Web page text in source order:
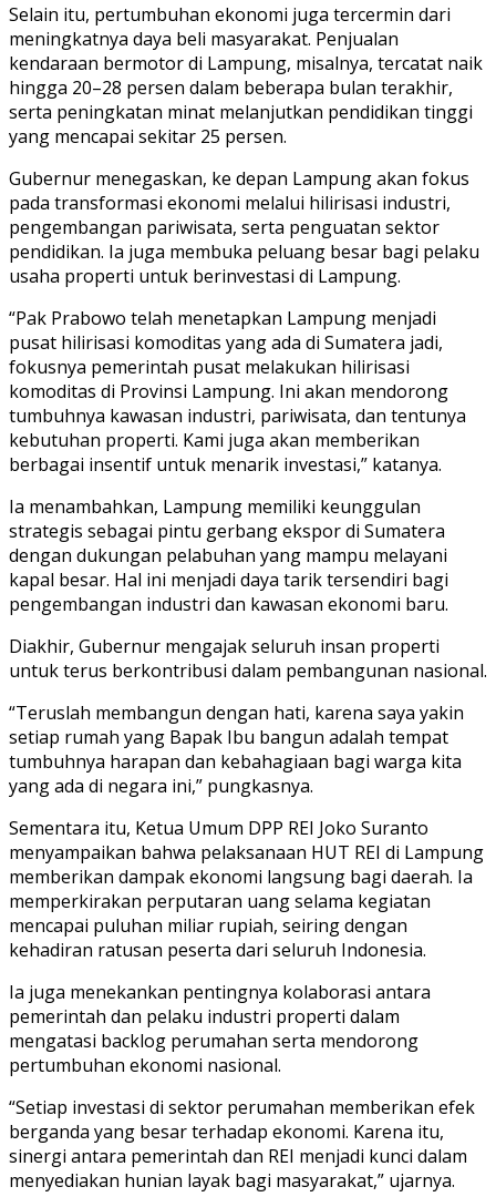
Selain itu, pertumbuhan ekonomi juga tercermin dari
meningkatnya daya beli masyarakat. Penjualan
kendaraan bermotor di Lampung, misalnya, tercatat naik
hingga 20–28 persen dalam beberapa bulan terakhir,
serta peningkatan minat melanjutkan pendidikan tinggi
yang mencapai sekitar 25 persen.
Gubernur menegaskan, ke depan Lampung akan fokus
pada transformasi ekonomi melalui hilirisasi industri,
pengembangan pariwisata, serta penguatan sektor
pendidikan. Ia juga membuka peluang besar bagi pelaku
usaha properti untuk berinvestasi di Lampung.
“Pak Prabowo telah menetapkan Lampung menjadi
pusat hilirisasi komoditas yang ada di Sumatera jadi,
fokusnya pemerintah pusat melakukan hilirisasi
komoditas di Provinsi Lampung. Ini akan mendorong
tumbuhnya kawasan industri, pariwisata, dan tentunya
kebutuhan properti. Kami juga akan memberikan
berbagai insentif untuk menarik investasi,” katanya.
Ia menambahkan, Lampung memiliki keunggulan
strategis sebagai pintu gerbang ekspor di Sumatera
dengan dukungan pelabuhan yang mampu melayani
kapal besar. Hal ini menjadi daya tarik tersendiri bagi
pengembangan industri dan kawasan ekonomi baru.
Diakhir, Gubernur mengajak seluruh insan properti
untuk terus berkontribusi dalam pembangunan nasional.
“Teruslah membangun dengan hati, karena saya yakin
setiap rumah yang Bapak Ibu bangun adalah tempat
tumbuhnya harapan dan kebahagiaan bagi warga kita
yang ada di negara ini,” pungkasnya.
Sementara itu, Ketua Umum DPP REI Joko Suranto
menyampaikan bahwa pelaksanaan HUT REI di Lampung
memberikan dampak ekonomi langsung bagi daerah. Ia
memperkirakan perputaran uang selama kegiatan
mencapai puluhan miliar rupiah, seiring dengan
kehadiran ratusan peserta dari seluruh Indonesia.
Ia juga menekankan pentingnya kolaborasi antara
pemerintah dan pelaku industri properti dalam
mengatasi backlog perumahan serta mendorong
pertumbuhan ekonomi nasional.
“Setiap investasi di sektor perumahan memberikan efek
berganda yang besar terhadap ekonomi. Karena itu,
sinergi antara pemerintah dan REI menjadi kunci dalam
menyediakan hunian layak bagi masyarakat,” ujarnya.